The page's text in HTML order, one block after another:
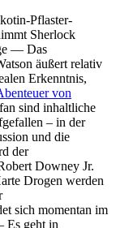
Pflaster-
Sherlock
— Das
äußert relativ
Erkenntnis,
von
sind inhaltliche
– in der
und die
der
Downey Jr.
Drogen werden
sich momentan im
Es geht in